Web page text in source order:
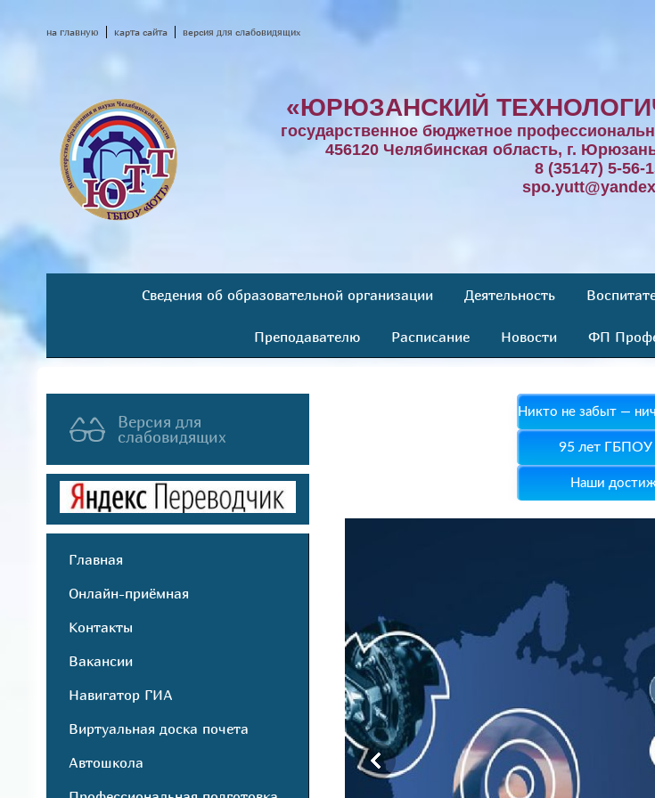
на главную карта сайта версия для слабовидящих
«ЮРЮЗАНСКИЙ
государственное бюджетное
456120 Челябинская область, г.
8 (35147) 5-56-
Сведения об образовательной организации Деятельность
Преподавателю Расписание Новости ФП
Версия для
слабовидящих
Главная
Онлайн-приёмная
Контакты
Вакансии
Навигатор ГИА
Виртуальная доска почета
Автошкола
Никто не забыт —
95 лет ГБПОУ
Наши